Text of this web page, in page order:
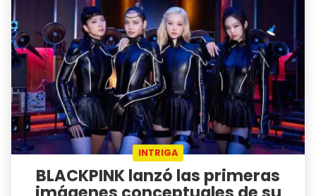
INTRIGA
BLACKPINK lanzó las primeras